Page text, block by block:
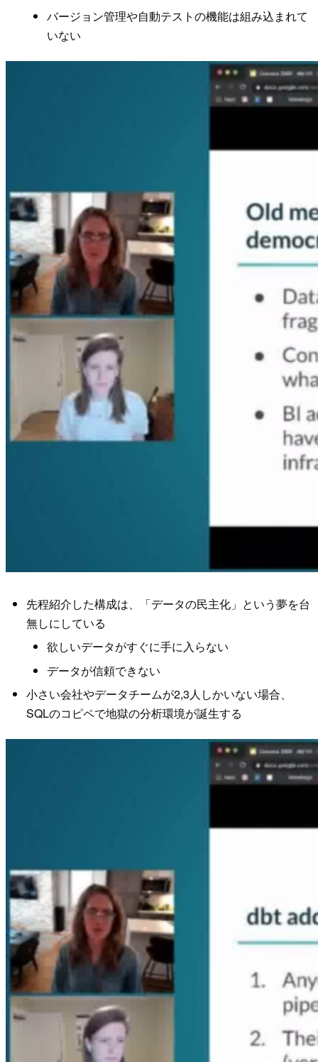
バージョン管理や自動テストの機能は組み込まれて
いない
先程紹介した構成は、「データの民主化」という夢を台
無しにしている
欲しいデータがすぐに手に入らない
データが信頼できない
小さい会社やデータチームが2,3人しかいない場合、
SQLのコピペで地獄の分析環境が誕生する